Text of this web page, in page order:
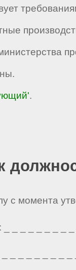
.
с момента
_ _ _ _ _ _ _ _
_ _ _ _ _ _ _